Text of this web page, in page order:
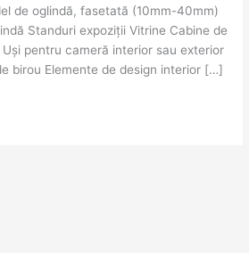
de oglindă, fasetată (10mm-40mm)
Standuri expoziții Vitrine Cabine de
pentru cameră interior sau exterior
birou Elemente de design interior […]